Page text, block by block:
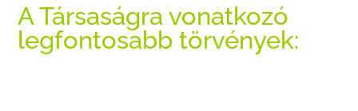
A Társaságra vonatkozó
legfontosabb törvények: